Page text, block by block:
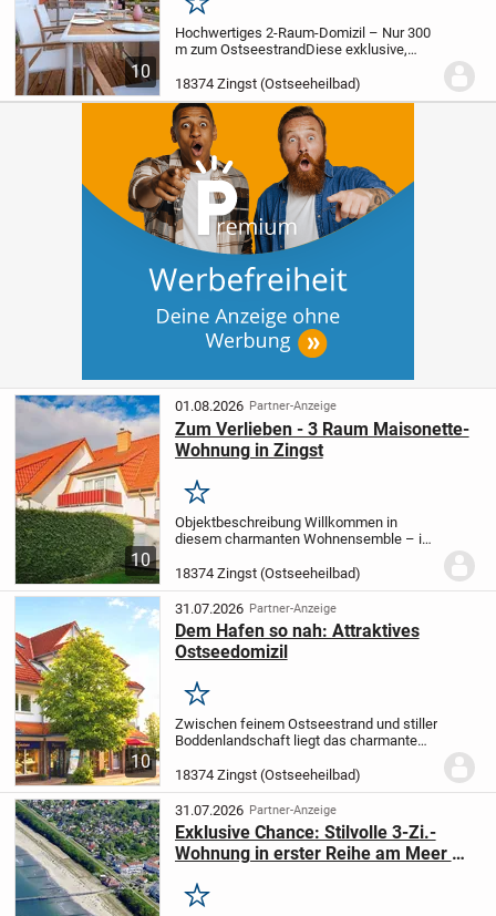
10
Merken
Hochwertiges 2-Raum-Domizil – Nur 300
m zum OstseestrandDiese exklusive,
Eigentumswohnung im Dachgeschoss
eines gepflegten Wohnhauses vereint
modernen Wohnkomfort mit der...
18374 Zingst (Ostseeheilbad)
10
01.08.2026 Partner-Anzeige
Zum Verlieben - 3 Raum Maisonette-
Wohnung in Zingst
Merken
Objektbeschreibung Willkommen in
diesem charmanten Wohnensemble – im
genießen Sie die geschützte Lage einer
ruhigen Seitenstraße, während Strand,
Ortszentrum...
18374 Zingst (Ostseeheilbad)
10
31.07.2026 Partner-Anzeige
Dem Hafen so nah: Attraktives
Ostseedomizil
Merken
Zwischen feinem Ostseestrand und stiller
Boddenlandschaft liegt das charmante
das Rauschen der Wellen zum Alltag
gehört und salzige Meeresluft die Sinne
belebt....
18374 Zingst (Ostseeheilbad)
31.07.2026 Partner-Anzeige
Exklusive Chance: Stilvolle 3-Zi.-
Wohnung in erster Reihe am Meer mit
Merken